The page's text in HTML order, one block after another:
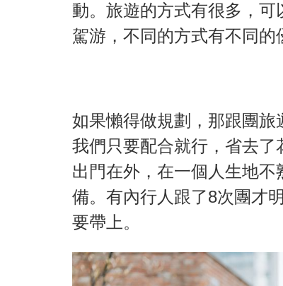
動。旅遊的方式有很多，
駕游，不同的方式有不同的
如果懶得做規劃，那跟團旅
我們只要配合就行，省去
出門在外，在一個人生地
備。有內行人跟了8次團才
要帶上。